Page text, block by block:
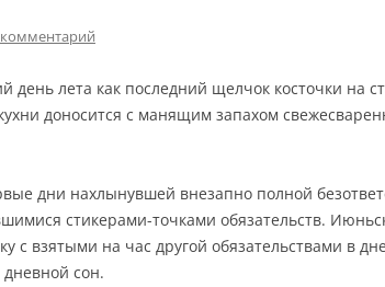
день лета как последний щелчок косточки на
доносится с манящим запахом
дни нахлынувшей внезапно полной
стикерами-точками обязательств.
с взятыми на час другой обязательствами в
сон.